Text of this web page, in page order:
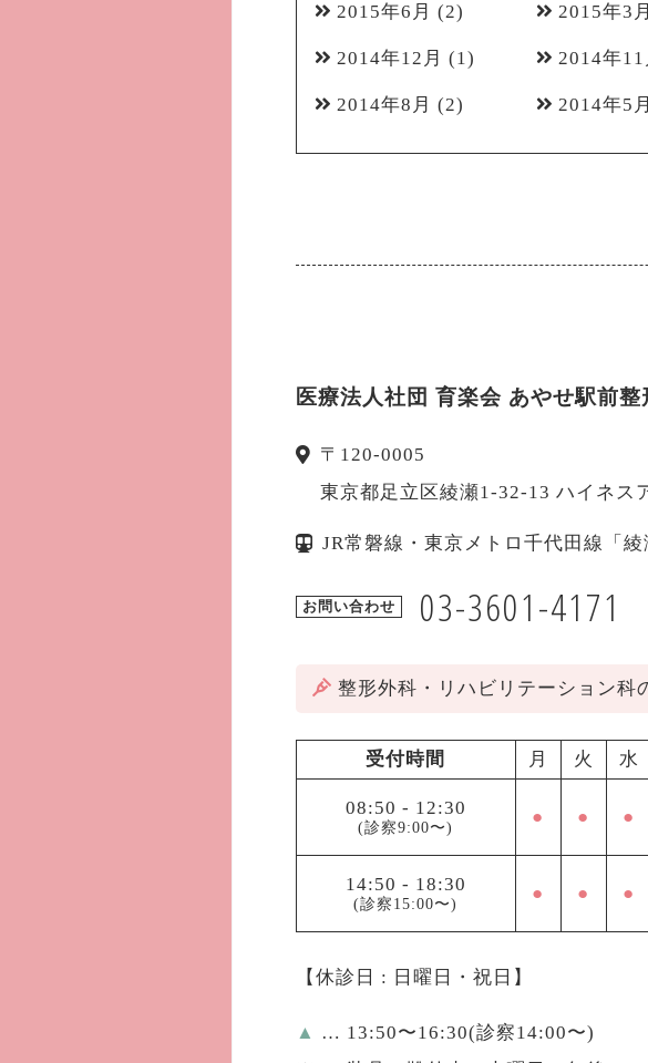
2015年6月 (2) 2015年3月
2014年12月 (1) 2014年11
2014年8月 (2) 2014年5月
医療法人社団 育楽会 あやせ駅前
〒 120-0005
東京都足立区綾瀬1-32-13 ハイネス
JR常磐線・東京メトロ千代田線「
お問い合わせ 03-3601-4171
整形外科・リハビリテーション科
受付時間 月 火 水
08:50 - 12:30
(診察9:00〜)
● ● ●
14:50 - 18:30
(診察15:00〜)
● ● ●
【休診日 : 日曜日・祝日】
▲
… 13:50〜16:30(診察14:00〜)